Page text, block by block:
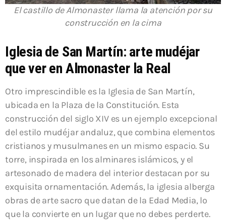
El castillo de Almonaster llama la atención por su
construcción en la cima
Iglesia de San Martín: arte mudéjar
que ver en Almonaster la Real
Otro imprescindible es la Iglesia de San Martín,
ubicada en la Plaza de la Constitución. Esta
construcción del siglo XIV es un ejemplo excepcional
del estilo mudéjar andaluz, que combina elementos
cristianos y musulmanes en un mismo espacio. Su
torre, inspirada en los alminares islámicos, y el
artesonado de madera del interior destacan por su
exquisita ornamentación. Además, la iglesia alberga
obras de arte sacro que datan de la Edad Media, lo
que la convierte en un lugar que no debes perderte.